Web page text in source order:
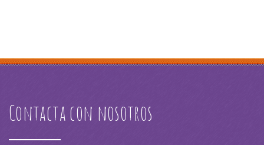
Contacta con nosotros